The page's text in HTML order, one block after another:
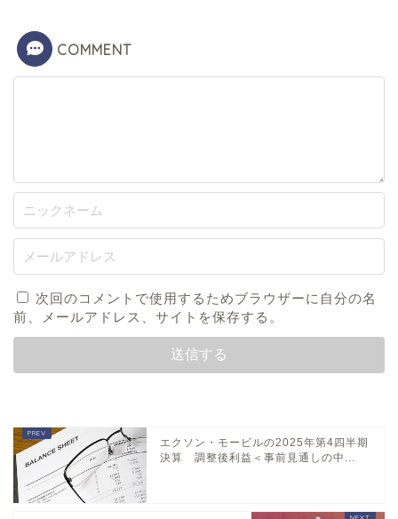
COMMENT
次回のコメントで使用するためブラウザーに自分の名
前、メールアドレス、サイトを保存する。
エクソン・モービルの2025年第4四半期
決算 調整後利益＜事前見通しの中...